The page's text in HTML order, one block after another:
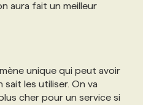
aura fait un meilleur
unique qui peut avoir
les utiliser. On va
cher pour un service si